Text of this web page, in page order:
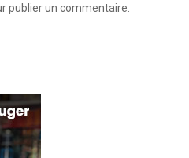
publier un commentaire.